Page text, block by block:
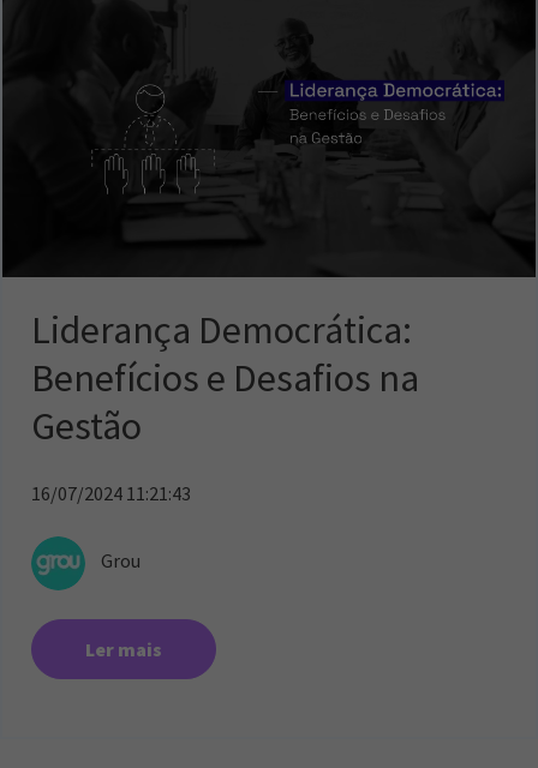
Liderança Democrática:
Benefícios e Desafios na
Gestão
16/07/2024 11:21:43
Grou
Ler mais